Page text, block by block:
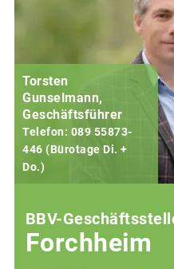
Torsten
Gunselmann,
Geschäftsführer
Telefon: 089 55873-
446 (Bürotage Di. +
Do.)
BBV-
Forchheim